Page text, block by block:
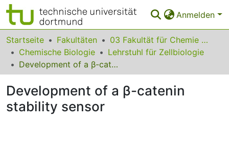
Anmelden
Bereiche & Sammlungen
Das gesamte Repositorium
FAQ
Startseite Fakultäten
03 Fakultät für Chemie und Chemische Biologie
Chemische Biologie
Lehrstuhl für Zellbiologie
Development of a β-catenin stability sensor
Development of a β-catenin
stability sensor